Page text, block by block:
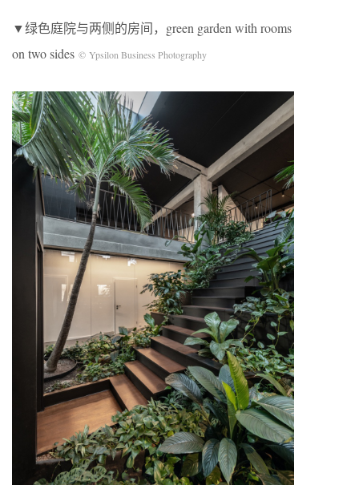
▼绿色庭院与两侧的房间，green garden with rooms
on two sides © Ypsilon Business Photography